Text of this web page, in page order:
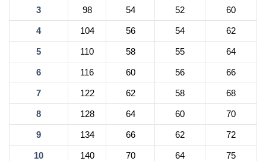
3 98 54 52 60
4 104 56 54 62
5 110 58 55 64
6 116 60 56 66
7 122 62 58 68
8 128 64 60 70
9 134 66 62 72
10 140 70 64 75